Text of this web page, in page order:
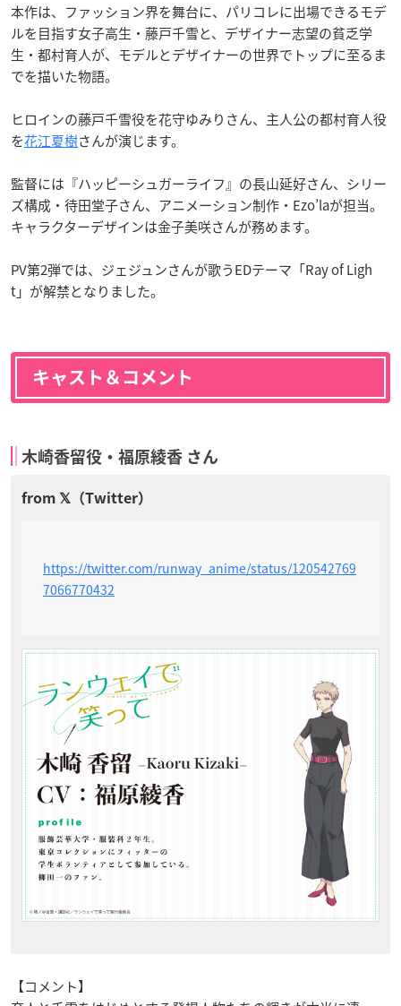
本作は、ファッション界を舞台に、パリコレに出場できるモデ
ルを目指す女子高生・藤戸千雪と、デザイナー志望の貧乏学
生・都村育人が、モデルとデザイナーの世界でトップに至るま
でを描いた物語。
ヒロインの藤戸千雪役を花守ゆみりさん、主人公の都村育人役
を花江夏樹さんが演じます。
監督には『ハッピーシュガーライフ』の長山延好さん、シリー
ズ構成・待田堂子さん、アニメーション制作・Ezo’laが担当。
キャラクターデザインは金子美咲さんが務めます。
PV第2弾では、ジェジュンさんが歌うEDテーマ「Ray of Ligh
t」が解禁となりました。
キャスト＆コメント
木崎香留役・福原綾香 さん
https://twitter.com/runway_anime/status/120542769
7066770432
【コメント】